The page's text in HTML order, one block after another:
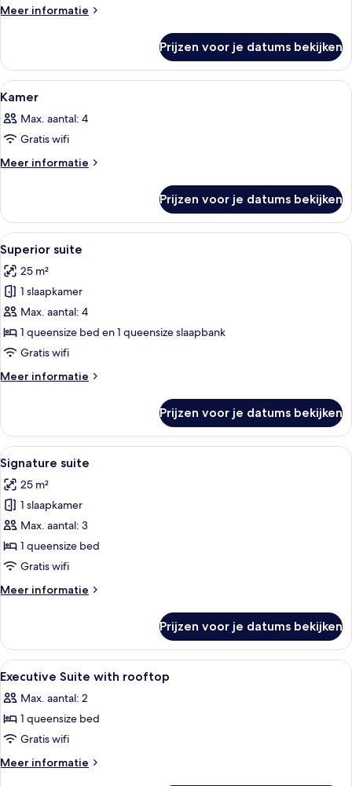
Meer informatie
Meer
suite
Prijzen voor je datums bekijken
Alle
foto's
voor
Kamer
laden
Een hotelkamer met een bed, een
7
Kamer
Max. aantal: 4
Gratis wifi
Meer informatie
Meer
Prijzen voor je datums bekijken
Alle
foto's
voor
Superior
suite
laden
Een moderne hotelkamer met een
7
Superior suite
25 m²
1 slaapkamer
Max. aantal: 4
1 queensize bed en 1 queensize slaapbank
Gratis wifi
Meer informatie
Meer
suite
Prijzen voor je datums bekijken
Alle
foto's
voor
Signature
suite
laden
Een balkon met een tafel en
4
Signature suite
25 m²
1 slaapkamer
Max. aantal: 3
1 queensize bed
Gratis wifi
Meer informatie
Meer
suite
Prijzen voor je datums bekijken
Alle
foto's
voor
Executive
Suite
with
Een balkon met een tafel en
5
Executive Suite with rooftop
Max. aantal: 2
1 queensize bed
Gratis wifi
Meer informatie
Meer